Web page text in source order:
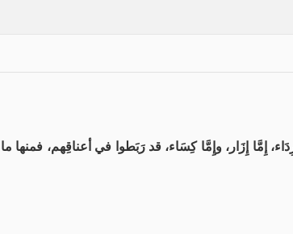
إِزَار، وإِمَّا كِسَاء، قد رَبَطوا في أعناقِهم، فمنها ما